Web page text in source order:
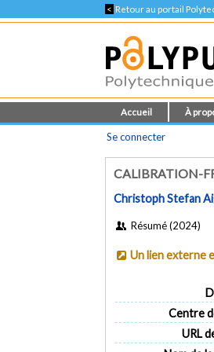
< Retour au portail
Accueil À
Se connecter
CALIBRATION-
Christoph Stefan
Résumé (2024)
Un lien externe
Centre
URL